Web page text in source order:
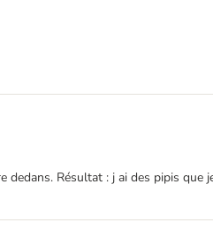
Résultat : j ai des pipis